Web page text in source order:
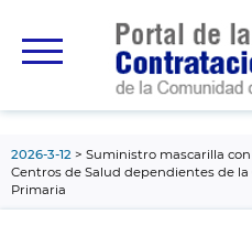
principal
2026-3-12
Suministro mascarilla
Centros de Salud dependientes de
Primaria